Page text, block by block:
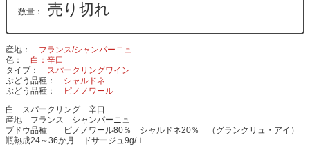
数量： 売り切れ
産地
フランス/シャンパーニュ
色
白：辛口
タイプ
スパークリングワイン
ぶどう品種
シャルドネ
ぶどう品種
ピノノワール
白 スパークリング 辛口
産地 フランス シャンパーニュ
ブドウ品種 ピノノワール80％ シャルドネ20％ （グランクリュ・アイ）
瓶熟成24～36か月 ドサージュ9g/ｌ